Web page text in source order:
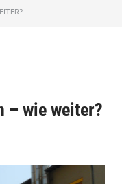
– wie weiter?